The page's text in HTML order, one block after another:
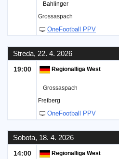
Bahlinger
Grossaspach
OneFootball PPV
Streda, 22. 4. 2026
19:00 Regionalliga West
Grossaspach
Freiberg
OneFootball PPV
Sobota, 18. 4. 2026
14:00 Regionalliga West